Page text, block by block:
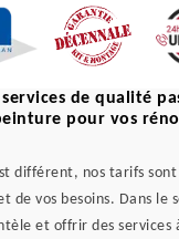
de qualité
pour vos
différent, nos tarifs
de vos besoins. Dans le
et offrir des services